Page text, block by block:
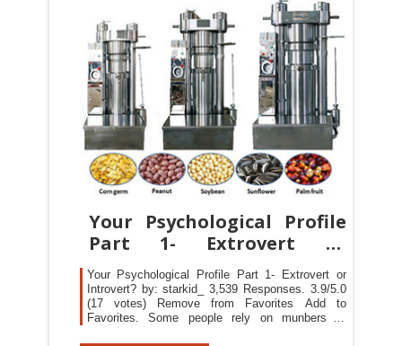
Your Psychological Profile
Part 1- Extrovert or
Introvert?
Your Psychological Profile Part 1- Extrovert or
Introvert? by: starkid_ 3,539 Responses. 3.9/5.0
(17 votes) Remove from Favorites Add to
Favorites. Some people rely on munbers or